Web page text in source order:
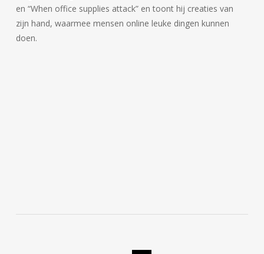
en “When office supplies attack” en toont hij creaties van
zijn hand, waarmee mensen online leuke dingen kunnen
doen.